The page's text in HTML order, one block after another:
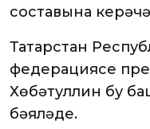
составына
Татарстан
федерациясе
Хөбәтуллин бу
бәяләде.